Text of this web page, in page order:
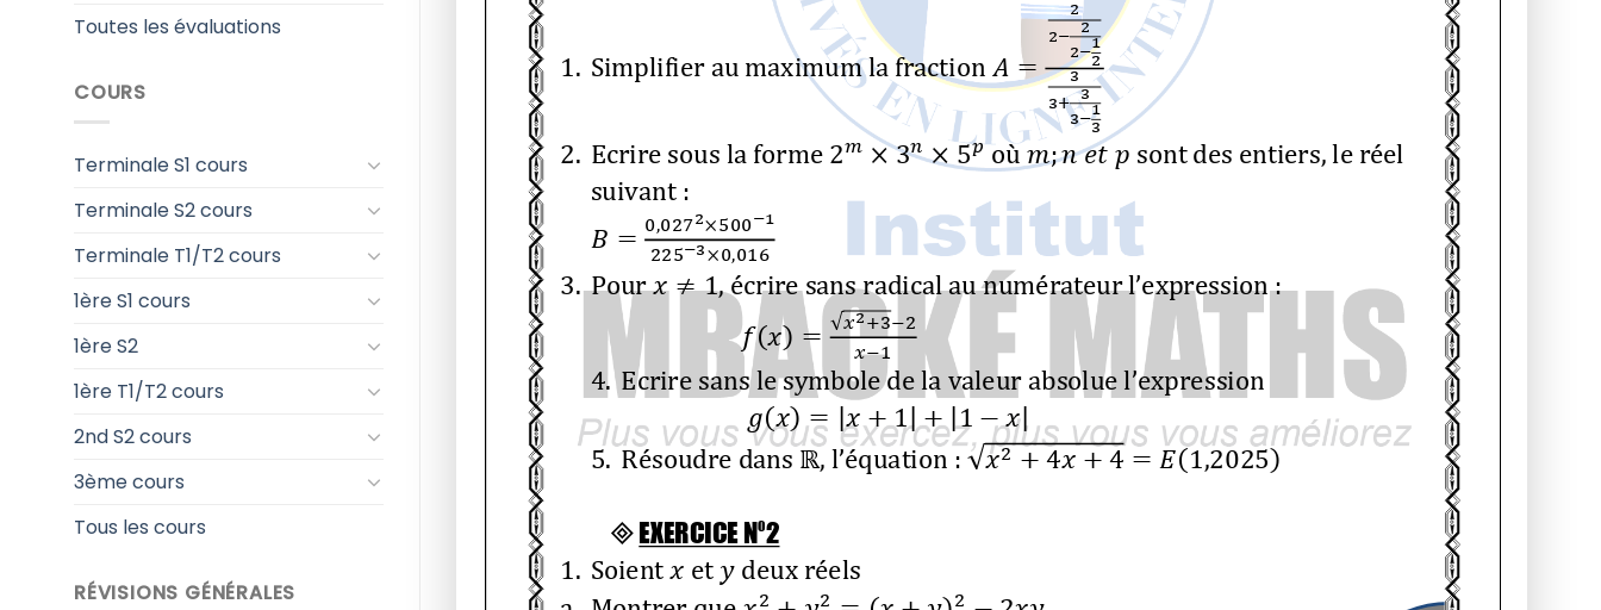
Toutes les évaluations
COURS
Terminale S1 cours
Terminale S2 cours
Terminale T1/T2 cours
1ère S1 cours
1ère S2
1ère T1/T2 cours
2nd S2 cours
3ème cours
Tous les cours
RÉVISIONS GÉNÉRALES